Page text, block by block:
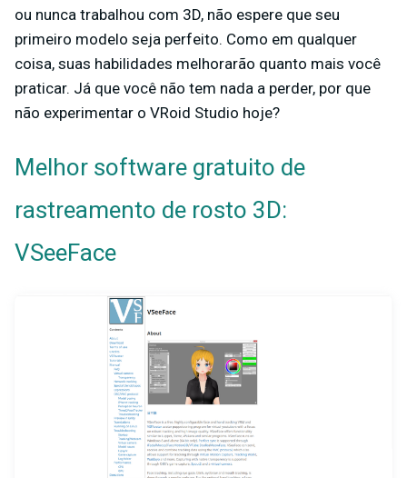
ou nunca trabalhou com 3D, não espere que seu
primeiro modelo seja perfeito. Como em qualquer
coisa, suas habilidades melhorarão quanto mais você
praticar. Já que você não tem nada a perder, por que
não experimentar o VRoid Studio hoje?
Melhor software gratuito de
rastreamento de rosto 3D:
VSeeFace